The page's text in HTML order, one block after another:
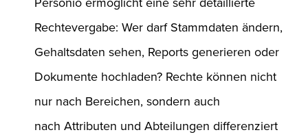
Rechtevergabe: Wer darf Stammdaten ändern,
Gehaltsdaten sehen, Reports generieren oder
Dokumente hochladen? Rechte können nicht
nur nach Bereichen, sondern auch
nach Attributen und Abteilungen differenziert